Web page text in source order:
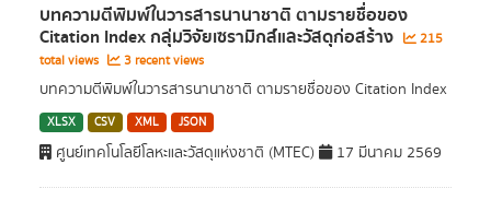
บทความตีพิมพ์ในวารสารนานาชาติ ตามรายชื่อของ
Citation Index กลุ่มวิจัยเซรามิกส์และวัสดุก่อสร้าง
215
total views
3 recent views
บทความตีพิมพ์ในวารสารนานาชาติ ตามรายชื่อของ Citation Index
XLSX CSV XML JSON
ศูนย์เทคโนโลยีโลหะและวัสดุแห่งชาติ (MTEC) 17 มีนาคม 2569